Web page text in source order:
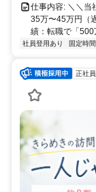
仕事内容: ＼＼当
35万〜45万円（
績：転職で「500
社員登用あり 固定時
正社員